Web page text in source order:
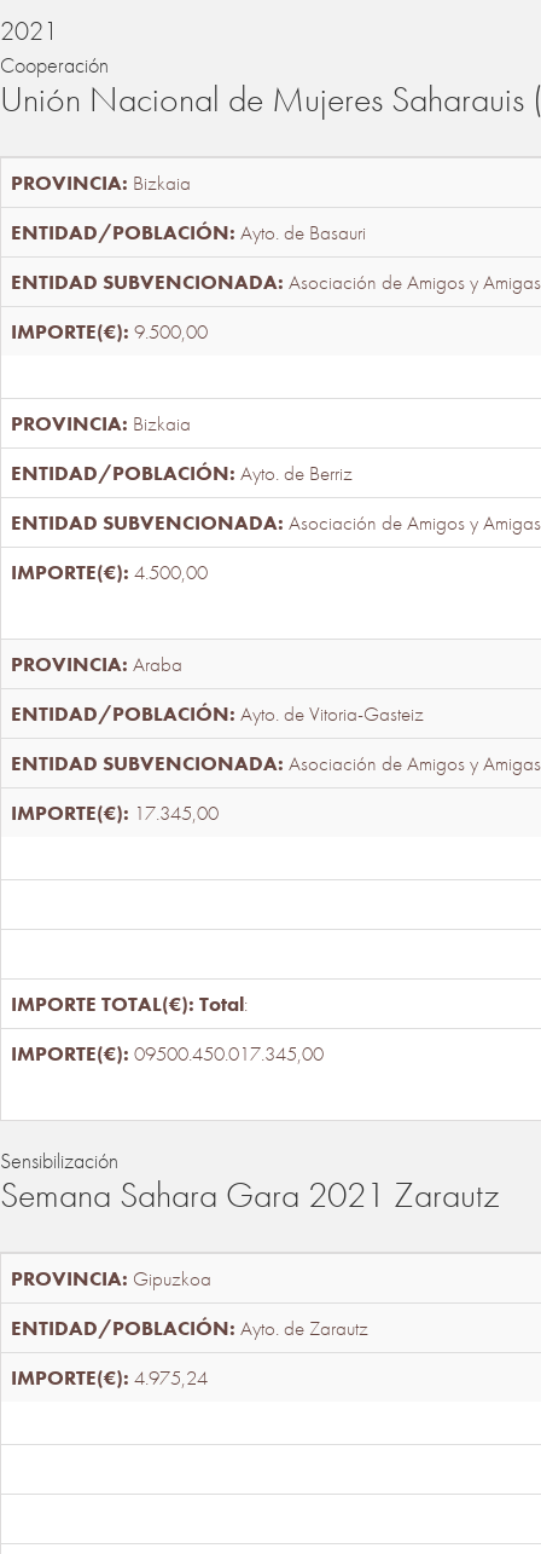
2021
Cooperación
Unión Nacional de Mujeres
Bizkaia
Ayto. de Basauri
Asociación de Amigos y
9.500,00
Bizkaia
Ayto. de Berriz
Asociación de Amigos y
4.500,00
Araba
Ayto. de Vitoria-Gasteiz
Asociación de Amigos y
17.345,00
Total:
09500.450.017.345,00
Sensibilización
Semana Sahara Gara 2021 Zarautz
Gipuzkoa
Ayto. de Zarautz
4.975,24